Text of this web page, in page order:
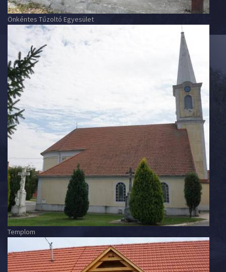
Önkéntes Tűzoltó Egyesület
Templom